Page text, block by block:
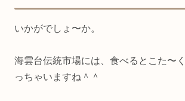
いかがでしょ〜か。
海雲台伝統市場には、食べるとこた〜
っちゃいますね＾＾